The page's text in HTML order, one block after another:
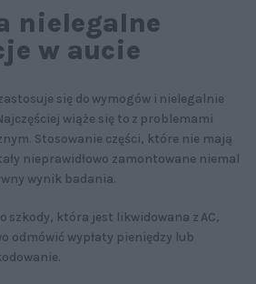
nielegalne
w aucie
się do wymogów i nielegalnie
wiąże się to z problemami
Stosowanie części, które nie mają
nieprawidłowo zamontowane niemal
wynik badania.
szkody, która jest likwidowana z AC,
odmówić wypłaty pieniędzy lub